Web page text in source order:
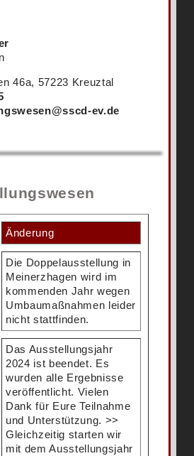
46a, 57223 Kreuztal
ev.de
Änderung
Die Doppelausstellung in
Meinerzhagen wird im
kommenden Jahr wegen
Umbaumaßnahmen leider
nicht stattfinden.
Das Ausstellungsjahr
2024 ist beendet. Es
wurden alle Ergebnisse
veröffentlicht. Vielen
Dank für Eure Teilnahme
und Unterstützung. >>
Gleichzeitig starten wir
mit dem Ausstellungsjahr